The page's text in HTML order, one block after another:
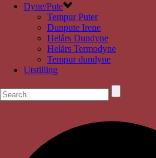
Dyne/Pute
Tempur Puter
Dunpute Irene
Helårs Dundyne
Helårs Termodyne
Tempur dundyne
Utstilling